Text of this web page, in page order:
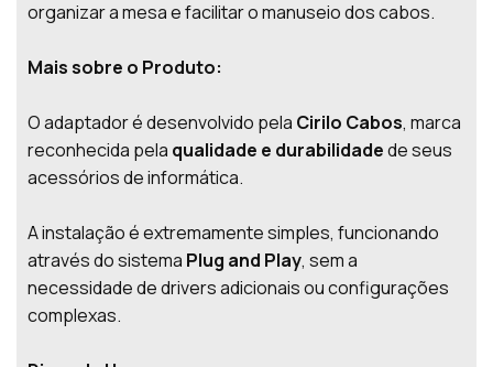
organizar a mesa e facilitar o manuseio dos cabos.
Mais sobre o Produto:
O adaptador é desenvolvido pela Cirilo Cabos, marca
reconhecida pela qualidade e durabilidadede seus
acessórios de informática.
A instalação é extremamente simples, funcionando
através do sistema Plug and Play, sem a
necessidade de drivers adicionais ou configurações
complexas.